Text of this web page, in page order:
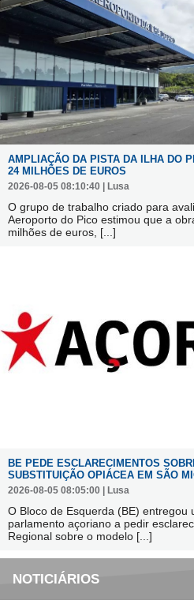
AMPLIAÇÃO DA PISTA DA ILHA DO
24 MILHÕES DE EUROS
2026-08-05 08:10:40 | Lusa
O grupo de trabalho criado para
Aeroporto do Pico estimou que a
milhões de euros, [...]
BE PEDE ESCLARECIMENTOS
SUBSTITUIÇÃO OPIÁCEA EM SÃO
2026-08-05 08:05:00 | Lusa
O Bloco de Esquerda (BE) entregou
parlamento açoriano a pedir
Regional sobre o modelo [...]
NOTICIÁRIOS